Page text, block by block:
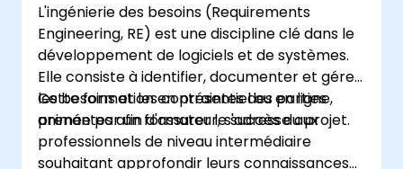
L'ingénierie des besoins (Requirements
Engineering, RE) est une discipline clé dans le
développement de logiciels et de systèmes.
Elle consiste à identifier, documenter et gérer
les besoins et les contraintes des parties
prenantes afin d'assurer le succès du projet.
Cette formation en présentiel ou en ligne,
animée par un formateur, s'adresse aux
professionnels de niveau intermédiaire
souhaitant approfondir leurs connaissances